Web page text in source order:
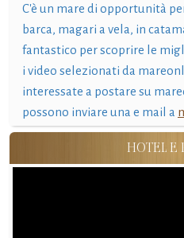
C'è un mare di opportunità
barca, magari a vela, in
fantastico per scoprire le
i video selezionati da
interessate a postare su
possono inviare una e mail a
HOTEL E